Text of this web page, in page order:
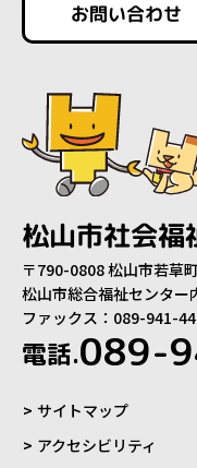
お問い合わせ
松山市社会福
〒790-0808 松山市若草
松山市総合福祉センター
ファックス：089-941-
電話.089-
サイトマップ
アクセシビリティ